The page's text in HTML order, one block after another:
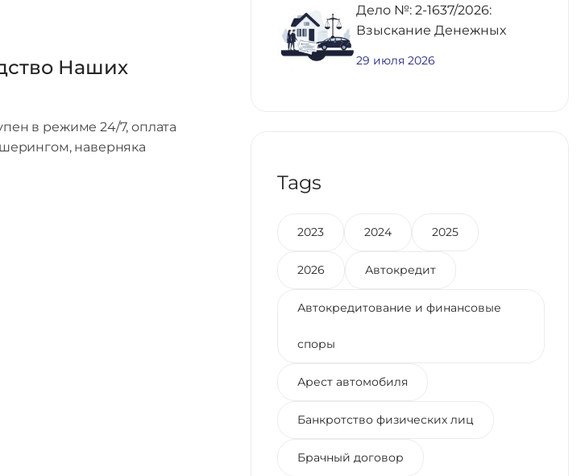
Наших
в режиме 24/7, оплата
наверняка
Дело №: 2-1637/2026:
Взыскание Денежных
29 июля 2026
Tags
2023 2024 2025
2026 Автокредит
Автокредитование и финансовые
споры
Арест автомобиля
Банкротство физических лиц
Брачный договор